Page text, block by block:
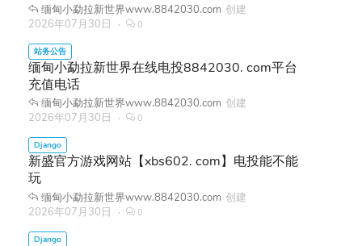
缅甸小勐拉新世界www.8842030.com 创建
2026年07月30日
0
缅甸小勐拉新世界在线电投8842030. com平台
充值电话
缅甸小勐拉新世界www.8842030.com 创建
2026年07月30日
0
新盛官方游戏网站【xbs602. com】电投能不能
玩
缅甸小勐拉新世界www.8842030.com 创建
2026年07月30日
0